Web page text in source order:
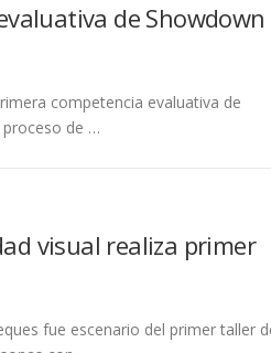
de Showdown
competencia evaluativa de
proceso de …
visual realiza primer
fue escenario del primer taller